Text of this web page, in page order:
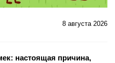
8 августа 2026
настоящая причина,